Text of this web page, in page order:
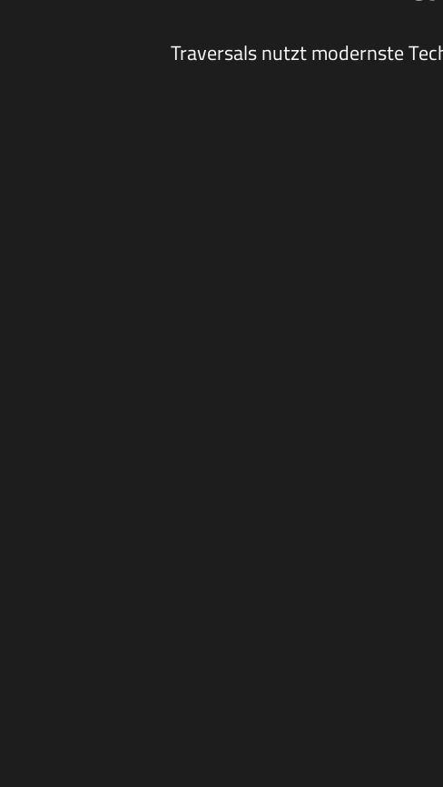
Traversals nutzt modernste